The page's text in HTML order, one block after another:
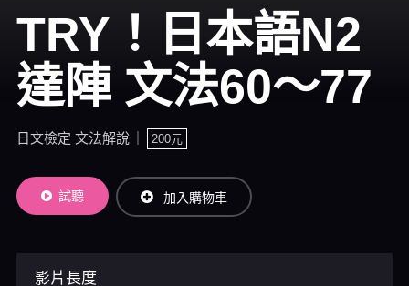
TRY！日本語N2
達陣 文法60～77
日文檢定 文法解說 200元
試聽 加入購物車
影片長度